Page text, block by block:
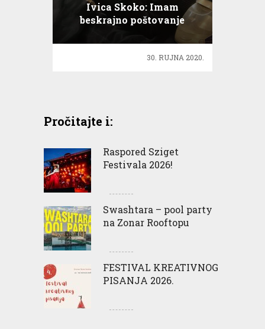
Ivica Skoko: Imam
beskrajno poštovanje
prema ženama, pa tako i
kreiram
30. RUJNA 2020.
Pročitajte i:
Raspored Sziget
Festivala 2026!
Swashtara – pool party
na Zonar Rooftopu
FESTIVAL KREATIVNOG
PISANJA 2026.